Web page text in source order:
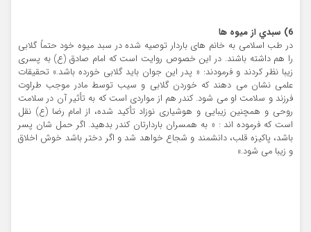
6) سبدي از ميوه ها
در طب اسلامي به خانم هاي باردار توصيه شده در سبد ميوه خود حتماً گلابي
را هم داشته باشند. در اين خصوص روايت است که امام صادق (ع) به پسري
زيبا نظر کردند و فرمودند: « پدر اين جوان بايد گلابي خورده باشد.» تحقيقات
علمي نشان مي دهند که خوردن گلابي و سيب توسط مادر موجب طراوت
فرزند و سلامت او مي شود. کندر هم از مواردي است که به تأثير آن در سلامت
روحي و همچنين زيبايي و هوشياري نوزاد تأکيد شده، از امام رضا (ع) نقل
است که فرموده اند : « به همسران باردارتان کندر بدهيد. اگر حمل شان پسر
باشد، پاکيزه قلب، دانشمند و شجاع خواهد شد و اگر دختر باشد خوش اخلاق
و زيبا مي شود.»